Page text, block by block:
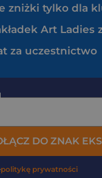
zniżki tylko dla
Art Ladies
za uczestnictwo
DO ZNAK
politykę prywatności